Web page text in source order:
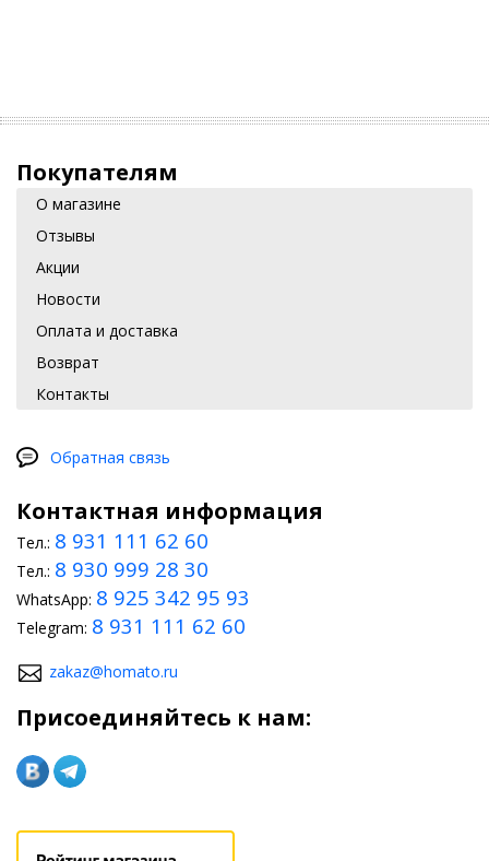
Покупателям
О магазине
Отзывы
Акции
Новости
Оплата и доставка
Возврат
Контакты
Обратная связь
Контактная информация
Тел.: 8 931 111 62 60
Тел.: 8 930 999 28 30
WhatsApp: 8 925 342 95 93
Telegram: 8 931 111 62 60
zakaz@homato.ru
Присоединяйтесь к нам: